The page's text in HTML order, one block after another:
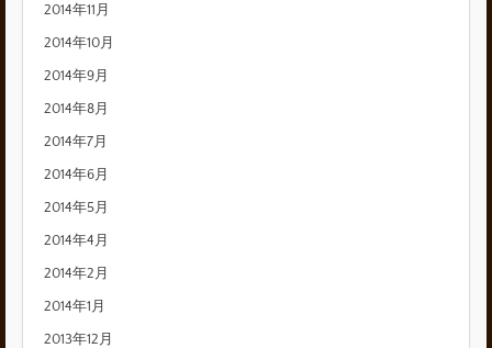
2014年11月
2014年10月
2014年9月
2014年8月
2014年7月
2014年6月
2014年5月
2014年4月
2014年2月
2014年1月
2013年12月